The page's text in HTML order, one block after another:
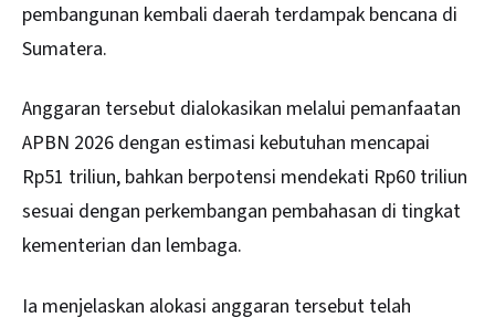
pembangunan kembali daerah terdampak bencana di
Sumatera.
Anggaran tersebut dialokasikan melalui pemanfaatan
APBN 2026 dengan estimasi kebutuhan mencapai
Rp51 triliun, bahkan berpotensi mendekati Rp60 triliun
sesuai dengan perkembangan pembahasan di tingkat
kementerian dan lembaga.
Ia menjelaskan alokasi anggaran tersebut telah